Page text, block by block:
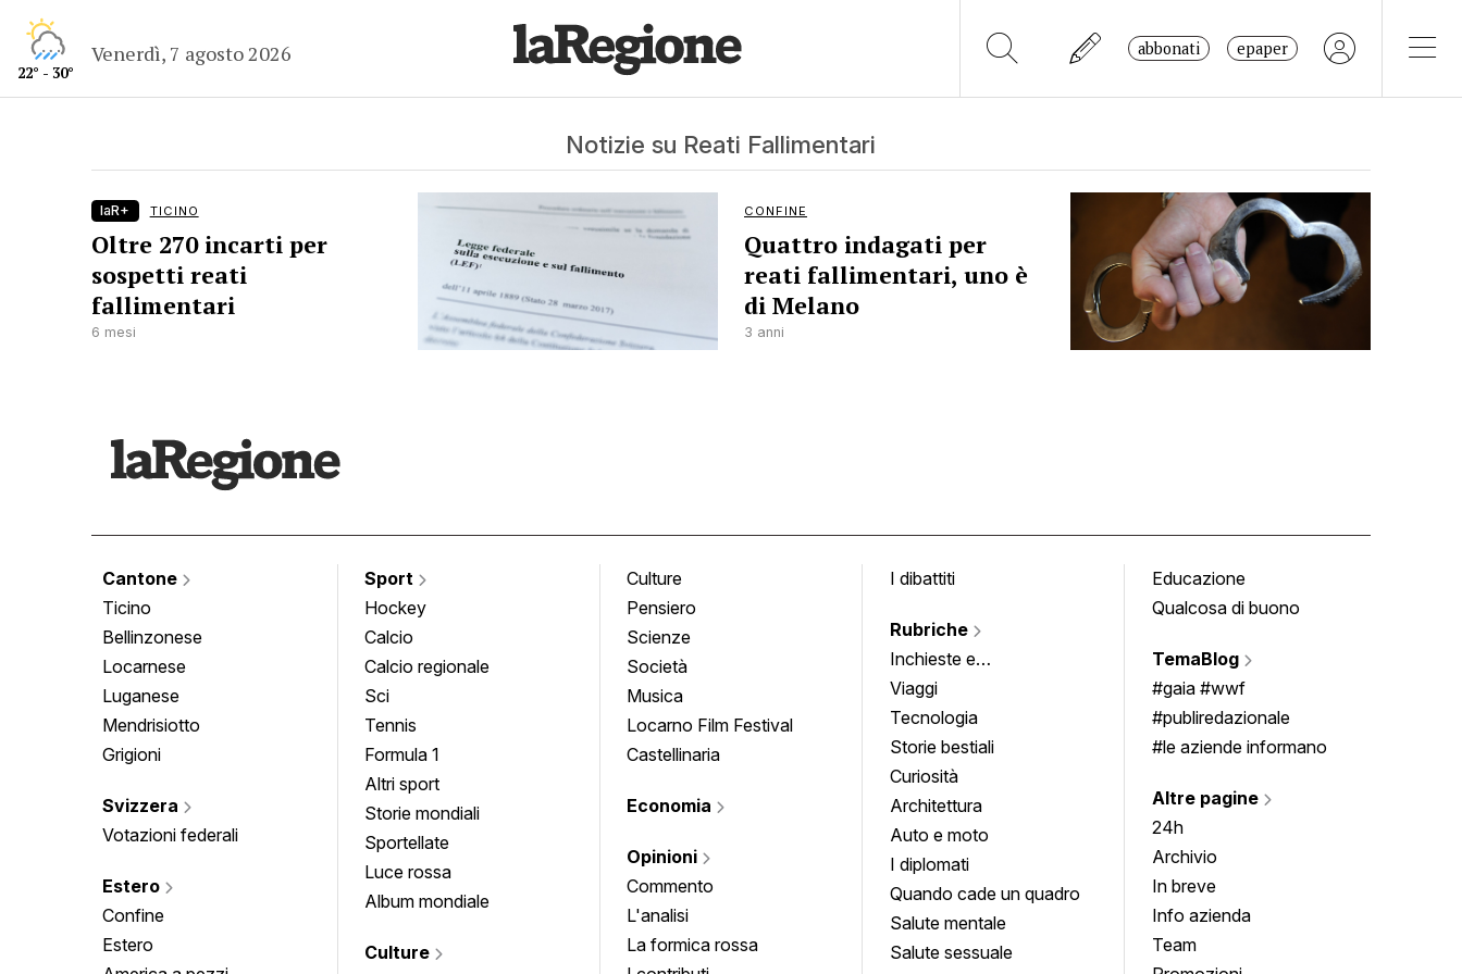
22° - 30°
Venerdì, 7 agosto 2026 abbonati epaper
Notizie su Reati Fallimentari
laR+ TICINO
Oltre 270 incarti per
sospetti reati
fallimentari
6 mesi
CONFINE
Quattro indagati per
reati fallimentari, uno è
di Melano
3 anni
Cantone
Ticino
Bellinzonese
Locarnese
Luganese
Mendrisiotto
Grigioni
Svizzera
Votazioni federali
Estero
Confine
Estero
Sport
Hockey
Calcio
Calcio regionale
Sci
Tennis
Formula 1
Altri sport
Storie mondiali
Sportellate
Luce rossa
Album mondiale
Culture
Culture
Pensiero
Scienze
Società
Musica
Locarno Film Festival
Castellinaria
Economia
Opinioni
Commento
L'analisi
La formica rossa
I dibattiti
Rubriche
Inchieste e
approfondimenti
Viaggi
Tecnologia
Storie bestiali
Curiosità
Architettura
Auto e moto
I diplomati
Quando cade un quadro
Salute mentale
Salute sessuale
Educazione
Qualcosa di buono
TemaBlog
#gaia #wwf
#publiredazionale
#le aziende informano
Altre pagine
24h
Archivio
In breve
Info azienda
Team